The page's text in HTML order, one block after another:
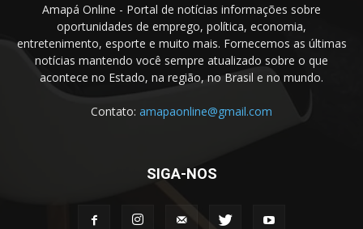
Amapá Online - Portal de notícias informações sobre
oportunidades de emprego, política, economia,
entretenimento, esporte e muito mais. Fornecemos as últimas
notícias mantendo você sempre atualizado sobre o que
acontece no Estado, na região, no Brasil e no mundo.
Contato: amapaonline@gmail.com
SIGA-NOS